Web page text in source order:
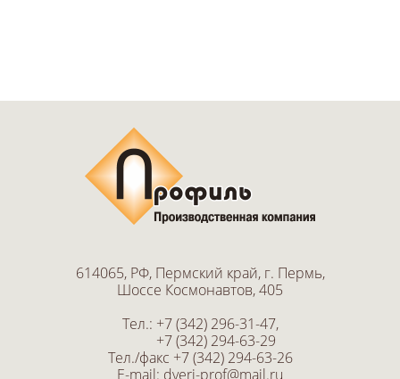
614065, РФ, Пермский край, г. Пермь,
Шоссе Космонавтов, 405
Тел.: +7 (342) 296-31-47,
+7 (342) 294-63-29
Тел./факс +7 (342) 294-63-26
E-mail: dveri-prof@mail.ru